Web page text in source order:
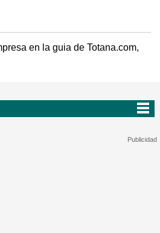
en la guia de Totana.com,